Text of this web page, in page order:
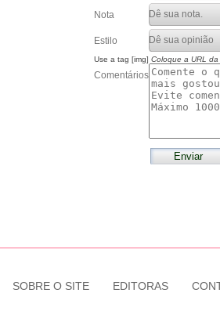
Nota
Estilo
Use a tag [img] Coloque a URL
Comentários
SOBRE O SITE EDITORAS